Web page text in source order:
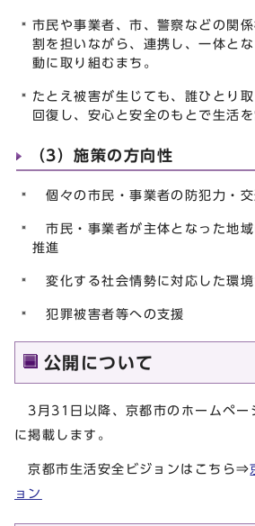
市民や事業者、市、警察などの関
割を担いながら、連携し、一体と
動に取り組むまち。
たとえ被害が生じても、誰ひとり
回復し、安心と安全のもとで生活を
（3）施策の方向性
個々の市民・事業者の防犯力・
市民・事業者が主体となった地
推進
変化する社会情勢に対応した環境
犯罪被害者等への支援
公開について
3月31日以降、京都市のホームペー
に掲載します。
京都市生活安全ビジョンはこちら⇒
ョン